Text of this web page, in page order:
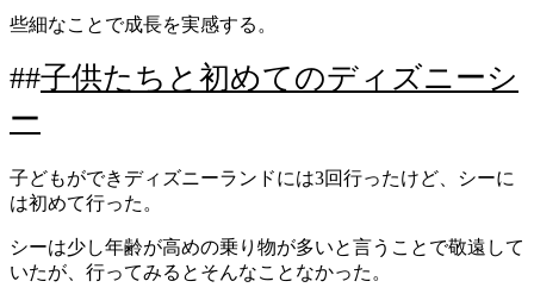
些細なことで成長を実感する。
子供たちと初めてのディズニーシ
ー
子どもができディズニーランドには3回行ったけど、シーに
は初めて行った。
シーは少し年齢が高めの乗り物が多いと言うことで敬遠して
いたが、行ってみるとそんなことなかった。